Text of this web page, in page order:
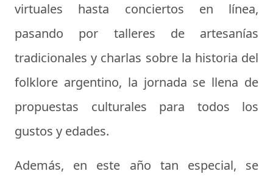
virtuales hasta conciertos en línea,
pasando por talleres de artesanías
tradicionales y charlas sobre la historia del
folklore argentino, la jornada se llena de
propuestas culturales para todos los
gustos y edades.
Además, en este año tan especial, se